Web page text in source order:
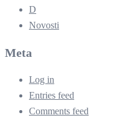
D
Novosti
Meta
Log in
Entries feed
Comments feed